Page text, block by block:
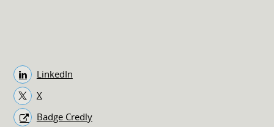
LinkedIn
X
Badge Credly